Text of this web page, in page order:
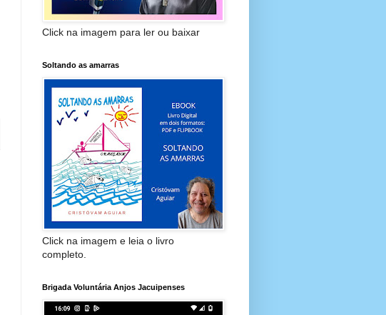
Click na imagem para ler ou baixar
Soltando as amarras
Click na imagem e leia o livro
completo.
Brigada Voluntária Anjos Jacuipenses